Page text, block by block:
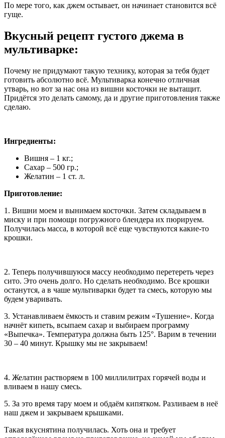
По мере того, как джем остывает, он начинает становится всё
гуще.
Вкусный рецепт густого джема в
мультиварке:
Почему не придумают такую технику, которая за тебя будет
готовить абсолютно всё. Мультиварка конечно отличная
утварь, но вот за нас она из вишни косточки не вытащит.
Придётся это делать самому, да и другие приготовления также
сделаю.
Ингредиенты:
Вишня – 1 кг.;
Сахар – 500 гр.;
Желатин – 1 ст. л.
Приготовление:
1. Вишни моем и вынимаем косточки. Затем складываем в
миску и при помощи погружного блендера их пюрируем.
Получилась масса, в которой всё еще чувствуются какие-то
крошки.
2. Теперь получившуюся массу необходимо перетереть через
сито. Это очень долго. Но сделать необходимо. Все крошки
останутся, а в чаше мультиварки будет та смесь, которую мы
будем уваривать.
3. Устанавливаем ёмкость и ставим режим «Тушение». Когда
начнёт кипеть, всыпаем сахар и выбираем программу
«Выпечка». Температура должна быть 125°. Варим в течении
30 – 40 минут. Крышку мы не закрываем!
4. Желатин растворяем в 100 миллилитрах горячей воды и
вливаем в нашу смесь.
5. За это время тару моем и обдаём кипятком. Разливаем в неё
наш джем и закрываем крышками.
Такая вкуснятина получилась. Хоть она и требует